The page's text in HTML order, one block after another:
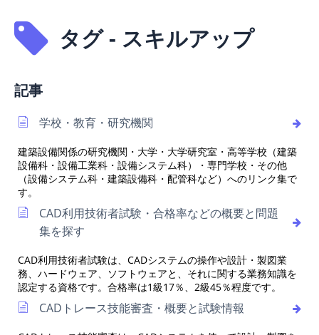
タグ - スキルアップ
記事
学校・教育・研究機関
建築設備関係の研究機関・大学・大学研究室・高等学校（建築
設備科・設備工業科・設備システム科）・専門学校・その他
（設備システム科・建築設備科・配管科など）へのリンク集で
す。
CAD利用技術者試験・合格率などの概要と問題
集を探す
CAD利用技術者試験は、CADシステムの操作や設計・製図業
務、ハードウェア、ソフトウェアと、それに関する業務知識を
認定する資格です。合格率は1級17％、2級45％程度です。
CADトレース技能審査・概要と試験情報